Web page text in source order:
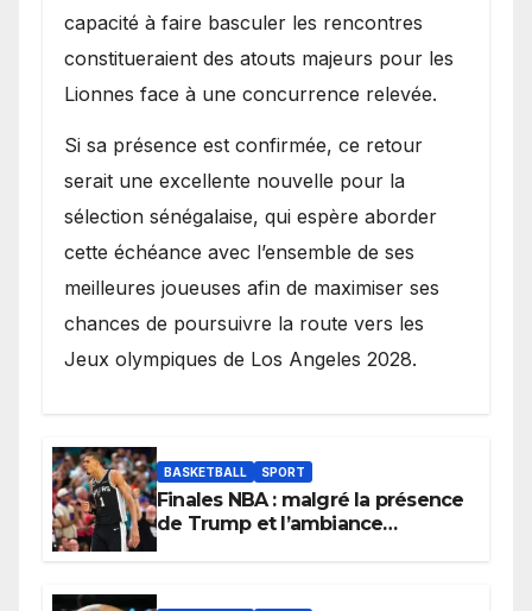
capacité à faire basculer les rencontres
constitueraient des atouts majeurs pour les
Lionnes face à une concurrence relevée.
Si sa présence est confirmée, ce retour
serait une excellente nouvelle pour la
sélection sénégalaise, qui espère aborder
cette échéance avec l’ensemble de ses
meilleures joueuses afin de maximiser ses
chances de poursuivre la route vers les
Jeux olympiques de Los Angeles 2028.
BASKETBALL SPORT
Finales NBA : malgré la présence
de Trump et l’ambiance